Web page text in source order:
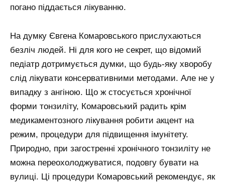
погано піддається лікуванню.
На думку Євгена Комаровського прислухаються
безліч людей. Ні для кого не секрет, що відомий
педіатр дотримується думки, що будь-яку хворобу
слід лікувати консервативними методами. Але не у
випадку з ангіною. Що ж стосується хронічної
форми тонзиліту, Комаровський радить крім
медикаментозного лікування робити акцент на
режим, процедури для підвищення імунітету.
Природно, при загостренні хронічного тонзиліту не
можна переохолоджуватися, подовгу бувати на
вулиці. Ці процедури Комаровський рекомендує, як